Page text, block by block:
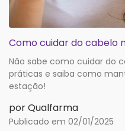
Como cuidar do cabelo
Não sabe como cuidar do
práticas e saiba como
estação!
por Qualfarma
Publicado em 02/01/2025